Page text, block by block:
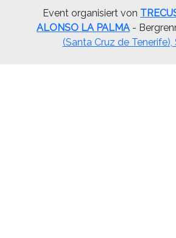
Event organisiert von
ALONSO LA PALMA-
(Santa Cruz de Tenerife),